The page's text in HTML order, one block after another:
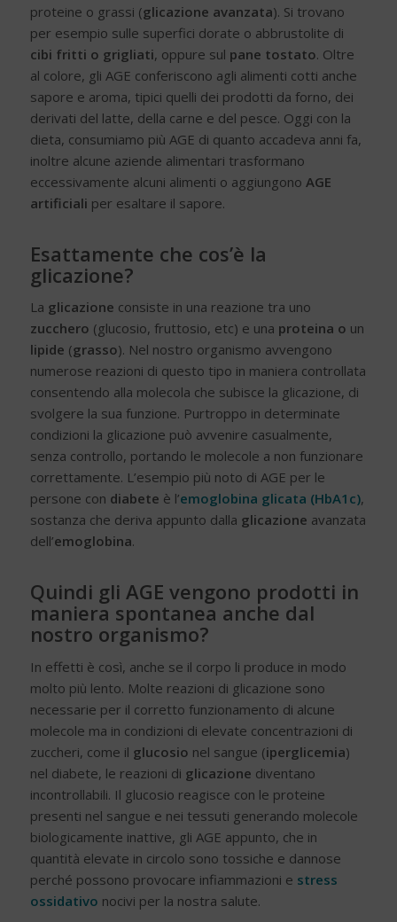
proteine o grassi (glicazione avanzata). Si trovano
per esempio sulle superfici dorate o abbrustolite di
cibi fritti o grigliati, oppure sul pane tostato. Oltre
al colore, gli AGE conferiscono agli alimenti cotti anche
sapore e aroma, tipici quelli dei prodotti da forno, dei
derivati del latte, della carne e del pesce. Oggi con la
dieta, consumiamo più AGE di quanto accadeva anni fa,
inoltre alcune aziende alimentari trasformano
eccessivamente alcuni alimenti o aggiungono AGE
artificiali per esaltare il sapore.
Esattamente che cos’è la
glicazione?
La glicazione consiste in una reazione tra uno
zucchero (glucosio, fruttosio, etc) e una proteina o un
lipide (grasso). Nel nostro organismo avvengono
numerose reazioni di questo tipo in maniera controllata
consentendo alla molecola che subisce la glicazione, di
svolgere la sua funzione. Purtroppo in determinate
condizioni la glicazione può avvenire casualmente,
senza controllo, portando le molecole a non funzionare
correttamente. L’esempio più noto di AGE per le
persone con diabete è l’emoglobina glicata (HbA1c),
sostanza che deriva appunto dalla glicazione avanzata
dell’emoglobina.
Quindi gli AGE vengono prodotti in
maniera spontanea anche dal
nostro organismo?
In effetti è così, anche se il corpo li produce in modo
molto più lento. Molte reazioni di glicazione sono
necessarie per il corretto funzionamento di alcune
molecole ma in condizioni di elevate concentrazioni di
zuccheri, come il glucosio nel sangue (iperglicemia)
nel diabete, le reazioni di glicazione diventano
incontrollabili. Il glucosio reagisce con le proteine
presenti nel sangue e nei tessuti generando molecole
biologicamente inattive, gli AGE appunto, che in
quantità elevate in circolo sono tossiche e dannose
perché possono provocare infiammazioni e stress
ossidativo nocivi per la nostra salute.